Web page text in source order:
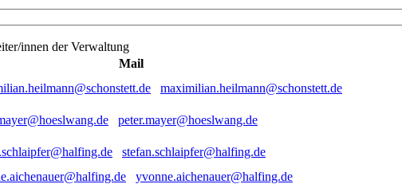
innen der Verwaltung
Mail
maximilian.heilmann@schonstett.de
peter.mayer@hoeslwang.de
stefan.schlaipfer@halfing.de
yvonne.aichenauer@halfing.de